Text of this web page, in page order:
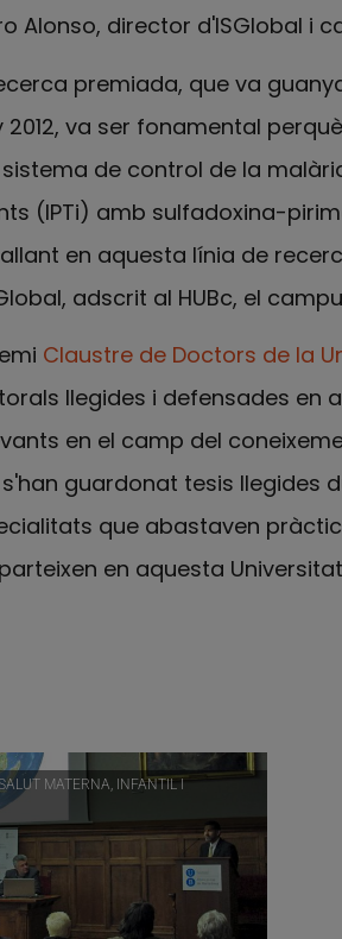
email
Alonso, director d'ISGlobal i
premiada, que va
2012, va ser fonamental
de control de la
(IPTi) amb sulfadoxina-
en aquesta línia de
adscrit al HUBc, el
Claustre de Doctors de la
llegides i defensades en
en el camp del
guardonat tesis llegides
que abastaven
en aquesta
MATERNA, INFANTIL I